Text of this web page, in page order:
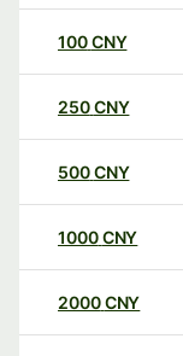
100CNY
250CNY
500CNY
1000CNY
2000CNY